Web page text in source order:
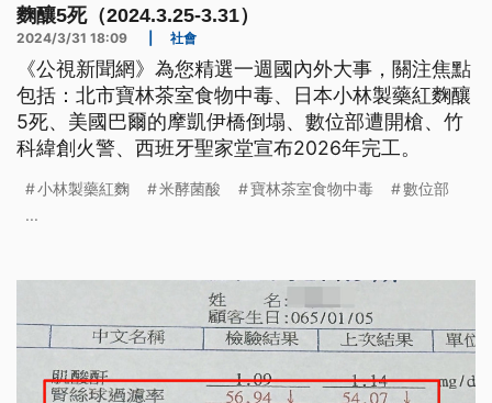
麴釀5死（2024.3.25-3.31）
2024/3/31 18:09 社會
《公視新聞網》為您精選一週國內外大事，關注焦點
包括：北市寶林茶室食物中毒、日本小林製藥紅麴釀
5死、美國巴爾的摩凱伊橋倒塌、數位部遭開槍、竹
科緯創火警、西班牙聖家堂宣布2026年完工。
小林製藥紅麴 米酵菌酸 寶林茶室食物中毒
數位部
...